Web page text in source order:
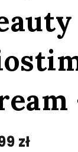
zł